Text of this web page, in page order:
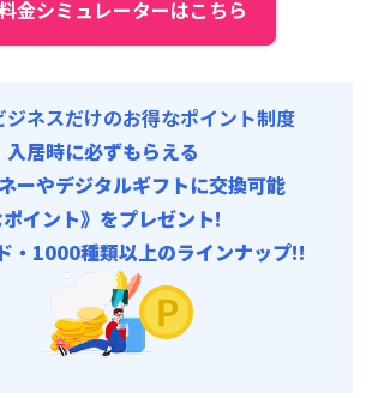
金シミュレーターはこちら
ジネスだけのお得なポイント制度
入居時に必ずもらえる
ーやデジタルギフトに交換可能
イント》をプレゼント!
・1000種類以上のラインナップ!!